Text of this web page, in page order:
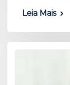
Leia Mais